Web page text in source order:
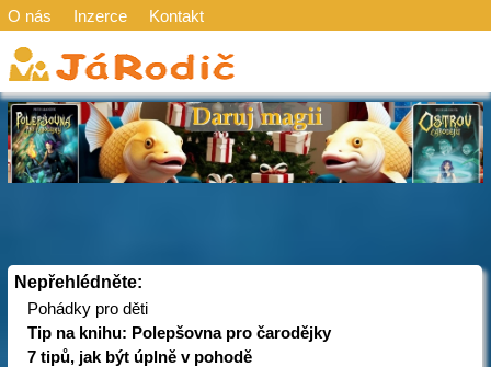
O nás Inzerce Kontakt
Nepřehlédněte:
Pohádky pro děti
Tip na knihu: Polepšovna pro čarodějky
7 tipů, jak být úplně v pohodě